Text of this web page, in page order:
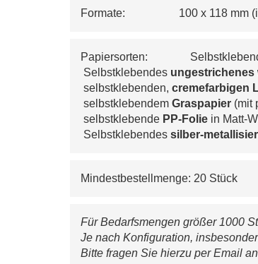
Formate:                   100 x 118
Papiersorten:
Selbstklebendes ungestrichenes
selbstklebenden, cremefarbigen
selbstklebendem Graspapier (mit
selbstklebende PP-Folie in Matt-
Selbstklebendes silber-
Mindestbestellmenge: 20 Stück
Für Bedarfsmengen größer 1000
Je nach Konfiguration,
Bitte fragen Sie hierzu per Email